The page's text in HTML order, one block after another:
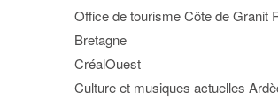
Office de tourisme Côte de Granit
Bretagne
CréalOuest
Culture et musiques actuelles